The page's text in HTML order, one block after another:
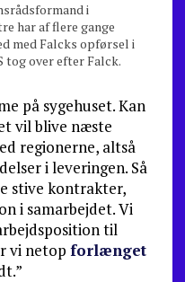
i
har af flere gange
med Falcks opførsel i
tog over efter Falck.
på sygehuset. Kan
vil blive næste
regionerne, altså
i leveringen. Så
stive kontrakter,
i samarbejdet. Vi
til
vi netop forlænget